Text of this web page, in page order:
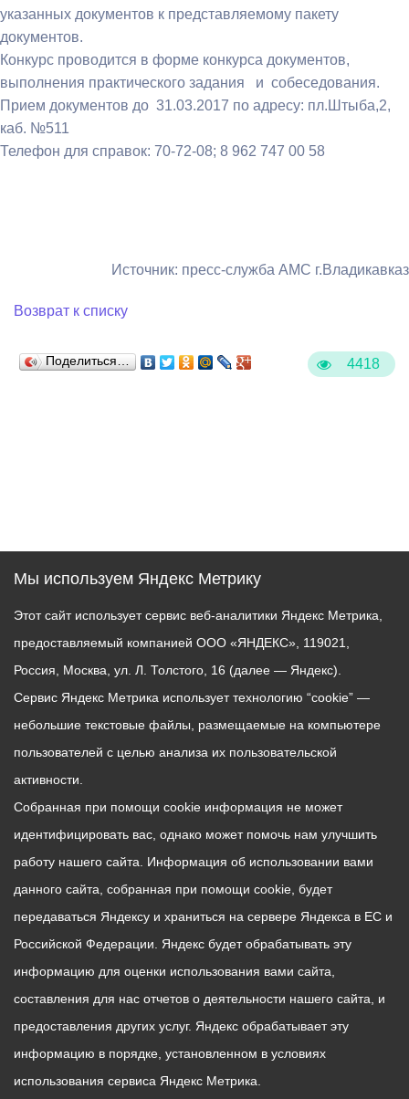
4418
указанных документов к представляемому пакету
документов.
Конкурс проводится в форме конкурса документов,
выполнения практического задания и собеседования.
Прием документов до 31.03.2017 по адресу: пл.Штыба,2,
каб. №511
Телефон для справок: 70-72-08; 8 962 747 00 58
Источник: пресс-служба АМС г.Владикавказ
Возврат к списку
Поделиться…
Мы используем Яндекс Метрику
Этот сайт использует сервис веб-аналитики Яндекс Метрика,
предоставляемый компанией ООО «ЯНДЕКС», 119021,
Россия, Москва, ул. Л. Толстого, 16 (далее — Яндекс).
Сервис Яндекс Метрика использует технологию “cookie” —
небольшие текстовые файлы, размещаемые на компьютере
пользователей с целью анализа их пользовательской
активности.
Собранная при помощи cookie информация не может
идентифицировать вас, однако может помочь нам улучшить
работу нашего сайта. Информация об использовании вами
данного сайта, собранная при помощи cookie, будет
передаваться Яндексу и храниться на сервере Яндекса в ЕС и
Российской Федерации. Яндекс будет обрабатывать эту
информацию для оценки использования вами сайта,
составления для нас отчетов о деятельности нашего сайта, и
предоставления других услуг. Яндекс обрабатывает эту
информацию в порядке, установленном в условиях
использования сервиса Яндекс Метрика.